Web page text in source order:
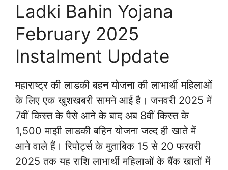
Ladki Bahin Yojana
February 2025
Instalment Update
महाराष्ट्र की लाडकी बहन योजना की लाभार्थी महिलाओं
के लिए एक खुशखबरी सामने आई है। जनवरी 2025 में
7वीं किस्त के पैसे आने के बाद अब 8वीं किस्त के
1,500 माझी लाडकी बहिन योजना जल्द ही खाते में
आने वाले हैं। रिपोर्ट्स के मुताबिक 15 से 20 फरवरी
2025 तक यह राशि लाभार्थी महिलाओं के बैंक खातों में